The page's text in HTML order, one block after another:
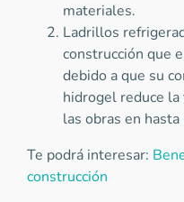
materiales.
Ladrillos
construcción que
debido a que su
hidrogel reduce
las obras en
Te podrá interesar:
construcción